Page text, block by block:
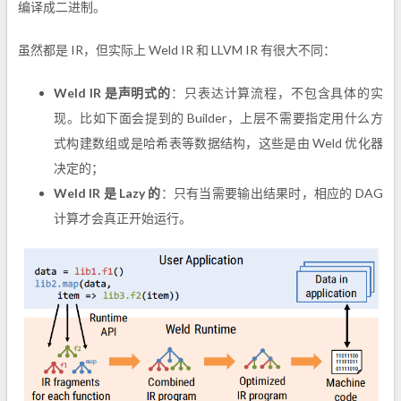
编译成二进制。
虽然都是 IR，但实际上 Weld IR 和 LLVM IR 有很大不同：
Weld IR 是声明式的：只表达计算流程，不包含具体的实
现。比如下面会提到的 Builder，上层不需要指定用什么方
式构建数组或是哈希表等数据结构，这些是由 Weld 优化器
决定的；
Weld IR 是 Lazy 的：只有当需要输出结果时，相应的 DAG
计算才会真正开始运行。